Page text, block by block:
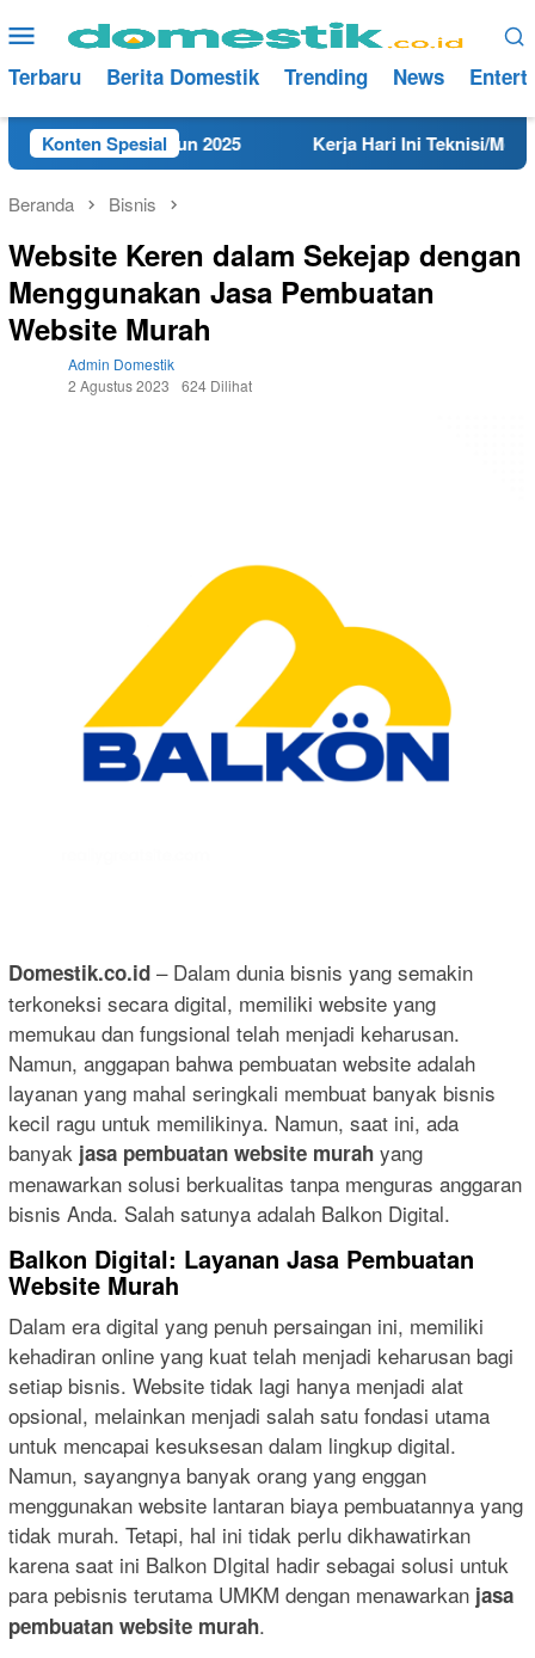
ke
konten
Menu
Mobile
Terbaru Berita Domestik Trending News
Konten Spesial
Tahun 2025 Kerja Hari Ini Teknisi/Mekanik
Beranda Bisnis
Website Keren dalam Sekejap dengan
Menggunakan Jasa Pembuatan
Website Murah
Admin Domestik
2 Agustus 2023
624 Dilihat
Domestik.co.id – Dalam dunia bisnis yang semakin
terkoneksi secara digital, memiliki website yang
memukau dan fungsional telah menjadi keharusan.
Namun, anggapan bahwa pembuatan website adalah
layanan yang mahal seringkali membuat banyak bisnis
kecil ragu untuk memilikinya. Namun, saat ini, ada
banyak jasa pembuatan website murah yang
menawarkan solusi berkualitas tanpa menguras anggaran
bisnis Anda. Salah satunya adalah Balkon Digital.
Balkon Digital: Layanan Jasa Pembuatan
Website Murah
Dalam era digital yang penuh persaingan ini, memiliki
kehadiran online yang kuat telah menjadi keharusan bagi
setiap bisnis. Website tidak lagi hanya menjadi alat
opsional, melainkan menjadi salah satu fondasi utama
untuk mencapai kesuksesan dalam lingkup digital.
Namun, sayangnya banyak orang yang enggan
menggunakan website lantaran biaya pembuatannya yang
tidak murah. Tetapi, hal ini tidak perlu dikhawatirkan
karena saat ini Balkon DIgital hadir sebagai solusi untuk
para pebisnis terutama UMKM dengan menawarkan jasa
pembuatan website murah.